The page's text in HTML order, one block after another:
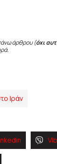
άρθρου (όχι
Ιράν